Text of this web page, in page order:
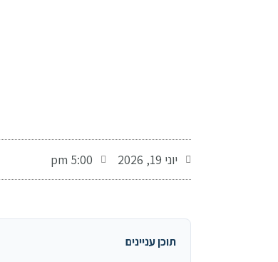
יוני 19, 2026 5:00 pm
תוכן עניינים